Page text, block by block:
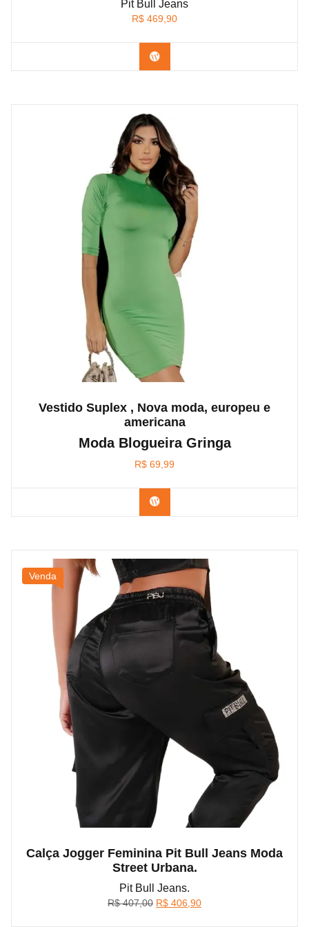
Pit Bull Jeans
R$ 469,90
Confira na Shopee
Vestido Suplex , Nova moda, europeu e
americana
Moda Blogueira Gringa
R$ 69,99
Confira na Amazon
Venda
Calça Jogger Feminina Pit Bull Jeans Moda
Street Urbana.
Pit Bull Jeans.
R$407,00 O
R$ 406,90O